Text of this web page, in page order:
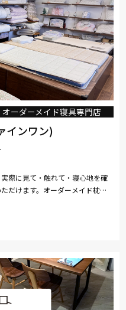
HTLワタリジャパン
PARAMOUNT BED
ーダーメイド寝具専門店
インワン)
際に見て・触れて・寝心地を確
だけます。オーダーメイド枕の
具、夏の布団や眠りのご相談も